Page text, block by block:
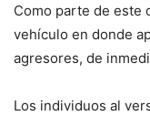
Como parte de este
vehículo en donde
agresores, de
Los individuos al